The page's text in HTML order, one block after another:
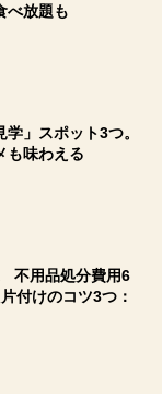
べ放題も
」スポット3つ。
も味わえる
不用品処分費用6
付けのコツ3つ：